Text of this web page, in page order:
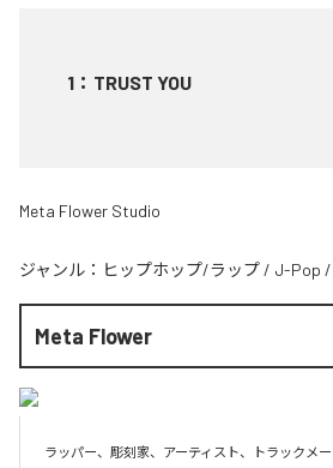
1 ： TRUST YOU
Meta Flower Studio
ジャンル： ヒップホップ/ラップ / J-Pop /
Meta Flower
ラッパー、彫刻家、アーティスト、トラックメ